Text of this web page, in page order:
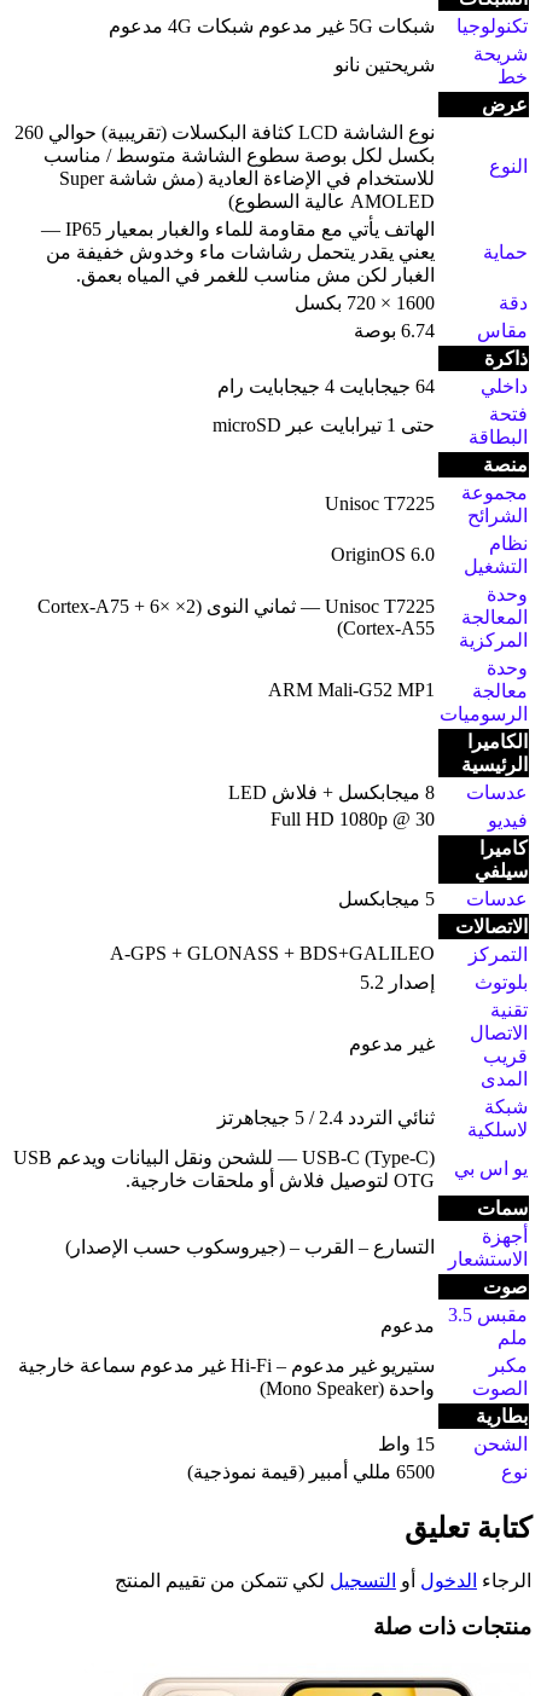
تكنولوجيا
شبكات 5G غير مدعوم شبكات 4G مدعوم
شريحة
خط
شريحتين نانو
عرض
النوع
نوع الشاشة LCD كثافة البكسلات (تقريبية) حوالي 260
بكسل لكل بوصة سطوع الشاشة متوسط / مناسب
للاستخدام في الإضاءة العادية (مش شاشة Super
AMOLED عالية السطوع)
حماية
الهاتف يأتي مع مقاومة للماء والغبار بمعيار IP65 —
يعني يقدر يتحمل رشاشات ماء وخدوش خفيفة من
الغبار لكن مش مناسب للغمر في المياه بعمق.
دقة
1600 × 720 بكسل
مقاس
6.74 بوصة
ذاكرة
داخلي
64 جيجابايت 4 جيجابايت رام
فتحة
البطاقة
حتى 1 تيرابايت عبر microSD
منصة
مجموعة
الشرائح
Unisoc T7225
نظام
التشغيل
OriginOS 6.0
وحدة
المعالجة
المركزية
Unisoc T7225 — ثماني النوى (2× Cortex-A75 + 6×
Cortex-A55)
وحدة
معالجة
الرسوميات
ARM Mali-G52 MP1
الكاميرا
الرئيسية
عدسات
8 ميجابكسل + فلاش LED
فيديو
Full HD 1080p @ 30
كاميرا
سيلفي
عدسات
5 ميجابكسل
الاتصالات
التمركز
A-GPS + GLONASS + BDS+GALILEO
بلوتوث
إصدار 5.2
تقنية
الاتصال
قريب
المدى
غير مدعوم
شبكة
لاسلكية
ثنائي التردد 2.4 / 5 جيجاهرتز
يو اس بي
USB-C (Type-C) — للشحن ونقل البيانات ويدعم USB
OTG لتوصيل فلاش أو ملحقات خارجية.
سمات
أجهزة
الاستشعار
التسارع – القرب – (جيروسكوب حسب الإصدار)
صوت
مقبس 3.5
ملم
مدعوم
مكبر
الصوت
ستيريو غير مدعوم – Hi-Fi غير مدعوم سماعة خارجية
واحدة (Mono Speaker)
بطارية
الشحن
15 واط
نوع
6500 مللي أمبير (قيمة نموذجية)
كتابة تعليق
الرجاء الدخول أو التسجيل لكي تتمكن من تقييم المنتج
منتجات ذات صلة